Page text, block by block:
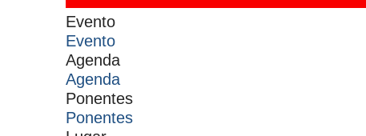
Evento
Evento
Agenda
Agenda
Ponentes
Ponentes